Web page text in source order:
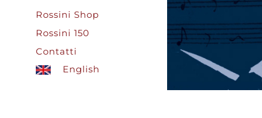
Rossini Shop
Rossini 150
Contatti
English